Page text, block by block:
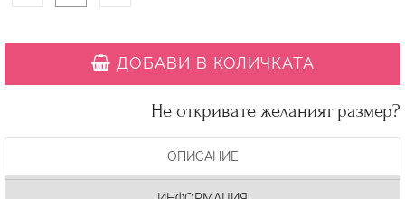
ДОБАВИ В КОЛИЧКАТА
Не откривате желаният размер?
ОПИСАНИЕ